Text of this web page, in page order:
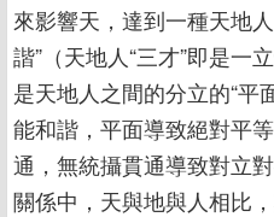
來影響天，達到一種天地
諧”（天地人“三才”即是一
是天地人之間的分立的“平
能和諧，平面導致絕對平
通，無統攝貫通導致對立
關係中，天與地與人相比